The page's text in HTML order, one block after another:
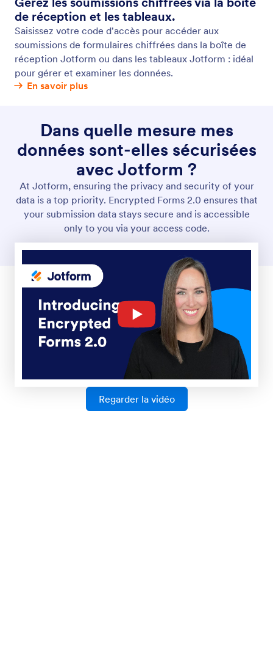
Google reCAPTCHA
Arrêtez les pirates, les spammeurs et les bots dans
leur élan. Activez Google reCAPTCHA pour vos
formulaires en ligne afin de vérifier les soumissions
et de protéger vos données.
Formulaires cryptés